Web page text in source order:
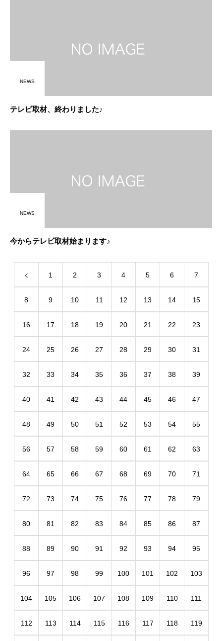
NEWS
テレビ取材、終わりました♪
NEWS
今からテレビ取材始まります♪
1 2 3 4 5 6 7
8 9 10 11 12 13 14 15
16 17 18 19 20 21 22 23
24 25 26 27 28 29 30 31
32 33 34 35 36 37 38 39
40 41 42 43 44 45 46 47
48 49 50 51 52 53 54 55
56 57 58 59 60 61 62 63
64 65 66 67 68 69 70 71
72 73 74 75 76 77 78 79
80 81 82 83 84 85 86 87
88 89 90 91 92 93 94 95
96 97 98 99 100 101 102 103
104 105 106 107 108 109 110 111
112 113 114 115 116 117 118 119